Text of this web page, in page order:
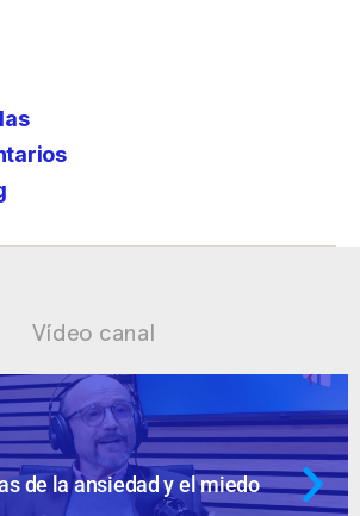
Vídeo canal
Ansiedad: supuestos